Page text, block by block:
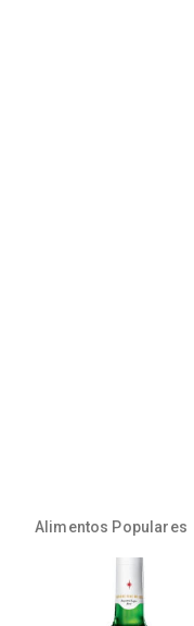
Alimentos Populares